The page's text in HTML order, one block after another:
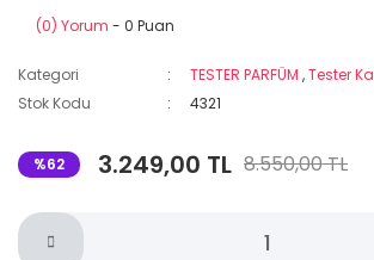
(0) Yorum - 0 Puan
Kategori TESTER PARFÜM ,Tester
Stok Kodu
4321
%62 3.249,00 TL 8.550,00 TL